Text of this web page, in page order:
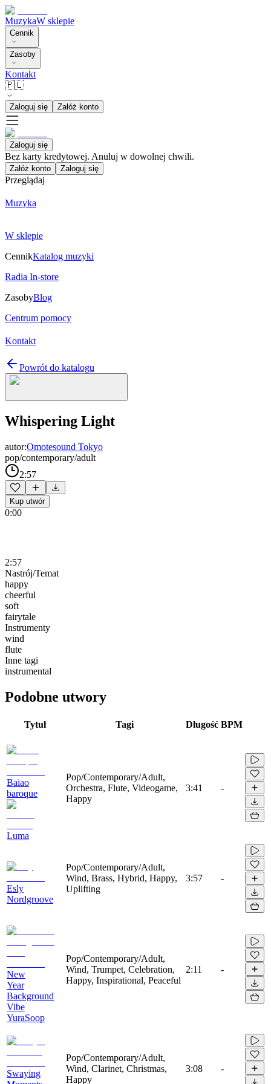
MuzykaW sklepie
Cennik
Zasoby
Kontakt
🇵🇱
Zaloguj się Załóż konto
Zaloguj się
Bez karty kredytowej. Anuluj w dowolnej chwili.
Załóż konto Zaloguj się
Przeglądaj
Muzyka
W sklepie
CennikKatalog muzyki
Radia In-store
ZasobyBlog
Centrum pomocy
Kontakt
Powrót do katalogu
Whispering Light
autor:Omotesound Tokyo
pop/contemporary/adult
2:57
Kup utwór
0:00
2:57
Nastrój/Temat
happy
cheerful
soft
fairytale
Instrumenty
wind
flute
Inne tagi
instrumental
Podobne utwory
Tytuł Tagi Długość BPM
Baiao
baroque
Luma
Pop/Contemporary/Adult,
Orchestra, Flute, Videogame,
Happy
3:41 -
Esly
Nordgroove
Pop/Contemporary/Adult,
Wind, Brass, Hybrid, Happy,
Uplifting
3:57 -
New
Year
Background
Vibe
YuraSoop
Pop/Contemporary/Adult,
Wind, Trumpet, Celebration,
Happy, Inspirational, Peaceful
2:11 -
Swaying
Pop/Contemporary/Adult,
Wind, Clarinet, Christmas,
Happy
3:08 -